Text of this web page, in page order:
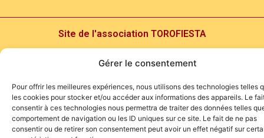
Gérer le consentement
Pour offrir les meilleures expériences, nous utilisons des technologies telles
les cookies pour stocker et/ou accéder aux informations des appareils. Le
consentir à ces technologies nous permettra de traiter des données telles
comportement de navigation ou les ID uniques sur ce site. Le fait de ne pas
consentir ou de retirer son consentement peut avoir un effet négatif sur
Site de l'association TOROFIESTA